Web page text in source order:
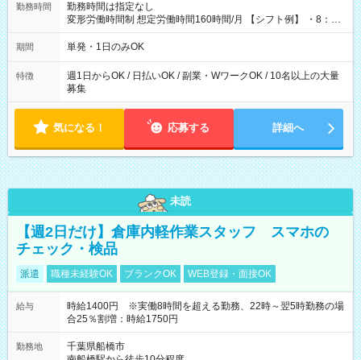
勤務時間
勤務時間は指定なし
変形労働時間制 想定労働時間160時間/月 【シフト例】 ・8：00
～21：00
期間 単発・1日のみOK
特徴
週1日からOK / 日払いOK / 副業・WワークOK / 10名以上の大量
募集
気になる！ 応募する 詳細へ
未読
【週2日だけ】倉庫内軽作業スタッフ スマホの
チェック・検品
派遣 職種未経験OK ブランクOK WEB登録・面接OK
給与
時給1400円 ※実働8時間を超える勤務、22時～翌5時勤務の場
合25％割増：時給1750円
勤務地
千葉県船橋市